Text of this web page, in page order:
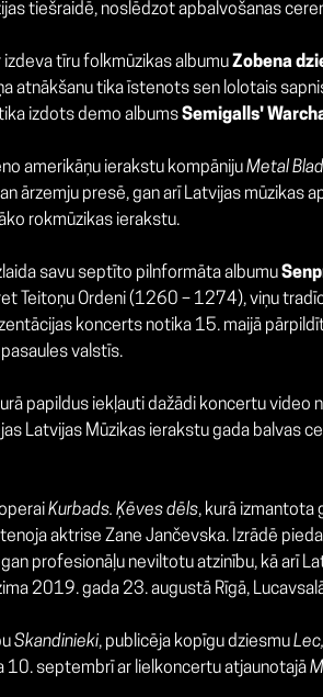
tiešraidē, noslēdzot apbalvošanas
tīru folkmūzikas albumuZobena
atnākšanu tika īstenots sen lolotais
izdots demo albumsSemigalls'
amerikāņu ierakstu kompānijuMetal
ārzemju presē, gan arī Latvijas
rokmūzikas ierakstu.
savu septīto pilnformāta albumu
Teitoņu Ordeni (1260 – 1274), viņu
koncerts notika 15. maijā
valstīs.
papildus iekļauti dažādi koncertu
Latvijas Mūzikas ierakstu gada balvas
Kurbads. Ķēves dēls, kurā izmantota
aktrise Zane Jančevska. Izrādē
profesionāļu neviltotu atzinību, kā arī
2019. gada 23. augustā Rīgā,
Skandinieki, publicēja kopīgu dziesmu
10. septembrī ar lielkoncertu atjaunotajā